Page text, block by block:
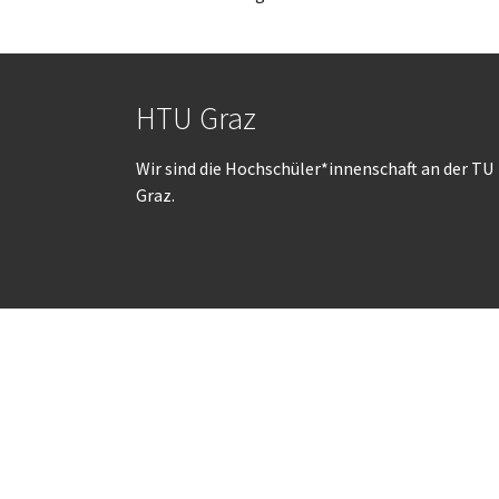
HTU Graz
Wir sind die Hochschüler*innenschaft an der TU
Graz.